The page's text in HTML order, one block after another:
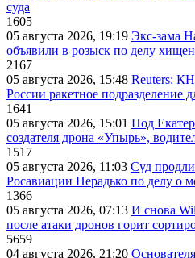
суда
1605
05 августа 2026, 19:19 Экс-зама
объявили в розыск по делу
2167
05 августа 2026, 15:48 Reuters:
России ракетное подразделение
1641
05 августа 2026, 15:01 Под
создателя дрона «Упырь»,
1517
05 августа 2026, 11:03 Суд
Росавиации Нерадько по делу о
1366
05 августа 2026, 07:13 И снова
после атаки дронов горит
5659
04 августа 2026, 21:20